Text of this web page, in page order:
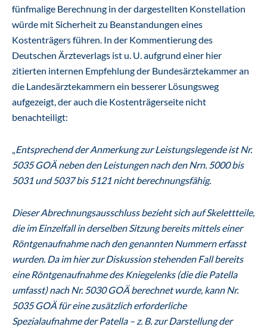
fünfmalige Berechnung in der dargestellten Konstellation
würde mit Sicherheit zu Beanstandungen eines
Kostenträgers führen. In der Kommentierung des
Deutschen Ärzteverlags ist u. U. aufgrund einer hier
zitierten internen Empfehlung der Bundesärztekammer an
die Landesärztekammern ein besserer Lösungsweg
aufgezeigt, der auch die Kostenträgerseite nicht
benachteiligt:
„Entsprechend der Anmerkung zur Leistungslegende ist Nr.
5035 GOÄ neben den Leistungen nach den Nrn. 5000 bis
5031 und 5037 bis 5121 nicht berechnungsfähig.
Dieser Abrechnungsausschluss bezieht sich auf Skelettteile,
die im Einzelfall in derselben Sitzung bereits mittels einer
Röntgenaufnahme nach den genannten Nummern erfasst
wurden. Da im hier zur Diskussion stehenden Fall bereits
eine Röntgenaufnahme des Kniegelenks (die die Patella
umfasst) nach Nr. 5030 GOÄ berechnet wurde, kann Nr.
5035 GOÄ für eine zusätzlich erforderliche
Spezialaufnahme der Patella – z. B. zur Darstellung der